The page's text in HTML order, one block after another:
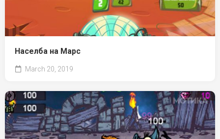
Населба на Марс
March 20, 2019